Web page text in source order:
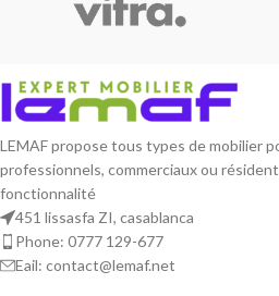
LEMAF propose tous types de mobilier
professionnels, commerciaux ou
fonctionnalité
451 lissasfa ZI, casablanca
Phone: 0777 129-677
Eail: contact@lemaf.net